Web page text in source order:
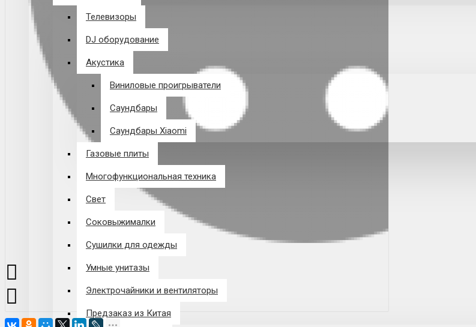
Телевизоры
DJ оборудование
Акустика
Виниловые проигрыватели
Саундбары
Саундбары Xiaomi
Газовые плиты
Многофункциональная техника
Свет
Соковыжималки
Сушилки для одежды
Умные унитазы
Электрочайники и вентиляторы
Предзаказ из Китая